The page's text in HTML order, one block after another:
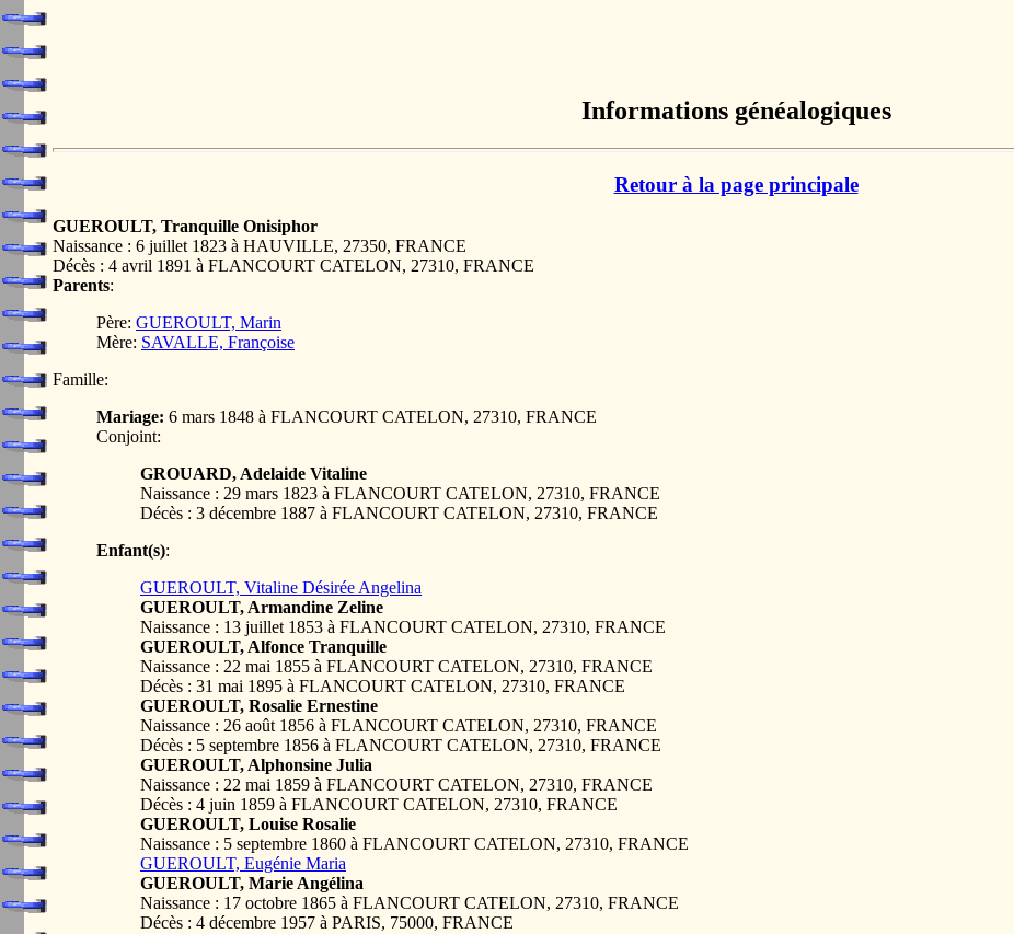
Informations généalogiques
Retour à la page principale
GUEROULT, Tranquille Onisiphor
Naissance : 6 juillet 1823 à HAUVILLE, 27350, FRANCE
Décès : 4 avril 1891 à FLANCOURT CATELON, 27310, FRANCE
Parents:
Père: GUEROULT, Marin
Mère: SAVALLE, Françoise
Famille:
Mariage: 6 mars 1848 à FLANCOURT CATELON, 27310, FRANCE
Conjoint:
GROUARD, Adelaide Vitaline
Naissance : 29 mars 1823 à FLANCOURT CATELON, 27310, FRANCE
Décès : 3 décembre 1887 à FLANCOURT CATELON, 27310, FRANCE
Enfant(s):
GUEROULT, Vitaline Désirée Angelina
GUEROULT, Armandine Zeline
Naissance : 13 juillet 1853 à FLANCOURT CATELON, 27310, FRANCE
GUEROULT, Alfonce Tranquille
Naissance : 22 mai 1855 à FLANCOURT CATELON, 27310, FRANCE
Décès : 31 mai 1895 à FLANCOURT CATELON, 27310, FRANCE
GUEROULT, Rosalie Ernestine
Naissance : 26 août 1856 à FLANCOURT CATELON, 27310, FRANCE
Décès : 5 septembre 1856 à FLANCOURT CATELON, 27310, FRANCE
GUEROULT, Alphonsine Julia
Naissance : 22 mai 1859 à FLANCOURT CATELON, 27310, FRANCE
Décès : 4 juin 1859 à FLANCOURT CATELON, 27310, FRANCE
GUEROULT, Louise Rosalie
Naissance : 5 septembre 1860 à FLANCOURT CATELON, 27310, FRANCE
GUEROULT, Eugénie Maria
GUEROULT, Marie Angélina
Naissance : 17 octobre 1865 à FLANCOURT CATELON, 27310, FRANCE
Décès : 4 décembre 1957 à PARIS, 75000, FRANCE